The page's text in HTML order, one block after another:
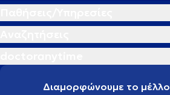
Διαμορφώνουμε το